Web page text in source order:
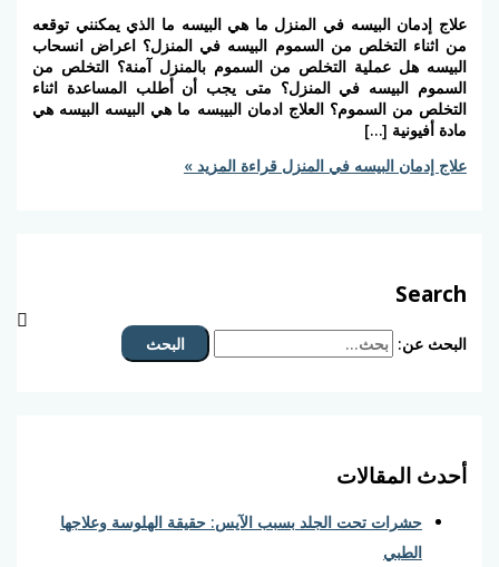
البيسه في المنزل ما هي البيسه ما الذي يمكنني توقعه
التخلص من السموم البيسه في المنزل؟ اعراض انسحاب
هل عملية التخلص من السموم بالمنزل آمنة؟ التخلص من
البيسه في المنزل؟ متى يجب أن أطلب المساعدة اثناء
من السموم؟ العلاج ادمان البيبسه ما هي البيسه البيسه هي
[…]
البيسه في المنزل قراءة المزيد »
حشرات تحت الجلد بسبب الآيس: حقيقة الهلوسة وعلاجها